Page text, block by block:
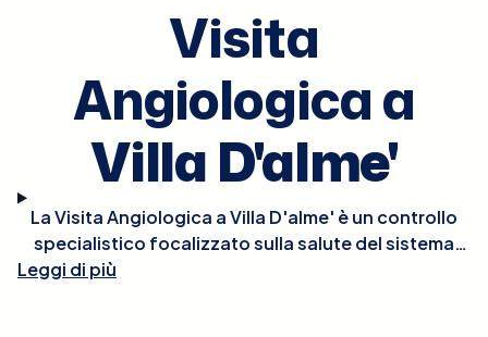
Visita
Angiologica a
Villa D'alme'
La Visita Angiologica a Villa D'alme' è un controllo
specialistico focalizzato sulla salute del sistema
circolatorio, in particolare vene e arterie. Durante la
Leggi di più